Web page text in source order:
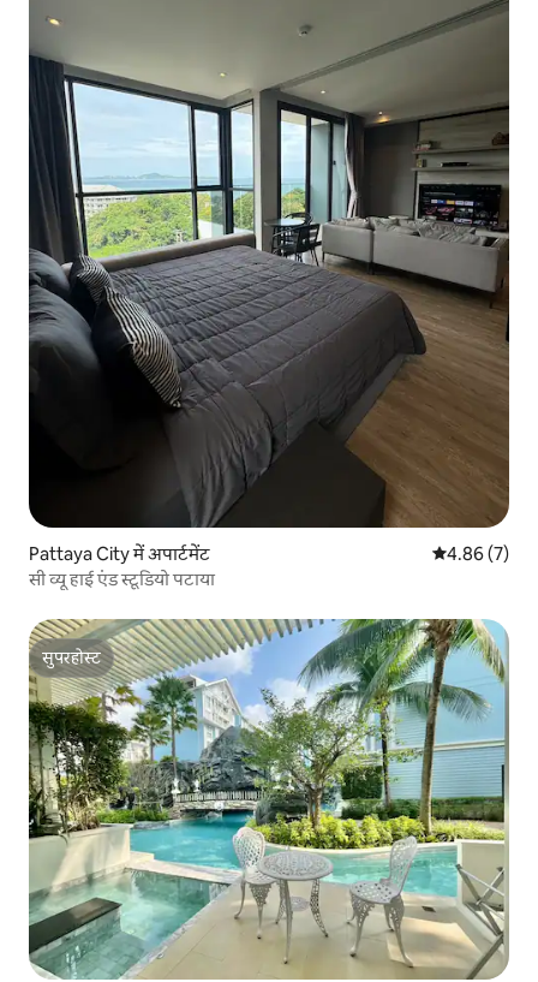
Pattaya City में अपार्टमेंट औसत रेटिंग 5 में
4.86 (7)
सी व्यू हाई एंड स्टूडियो पटाया
सुपरहोस्ट
सुपरहोस्ट